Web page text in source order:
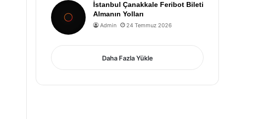
İstanbul Çanakkale Feribot Bileti
Almanın Yolları
Admin 24 Temmuz 2026
Daha Fazla Yükle